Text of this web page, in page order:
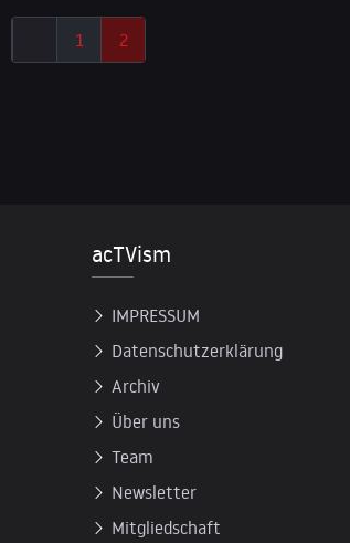
1 2
acTVism
IMPRESSUM
Datenschutzerklärung
Archiv
Über uns
Team
Newsletter
Mitgliedschaft